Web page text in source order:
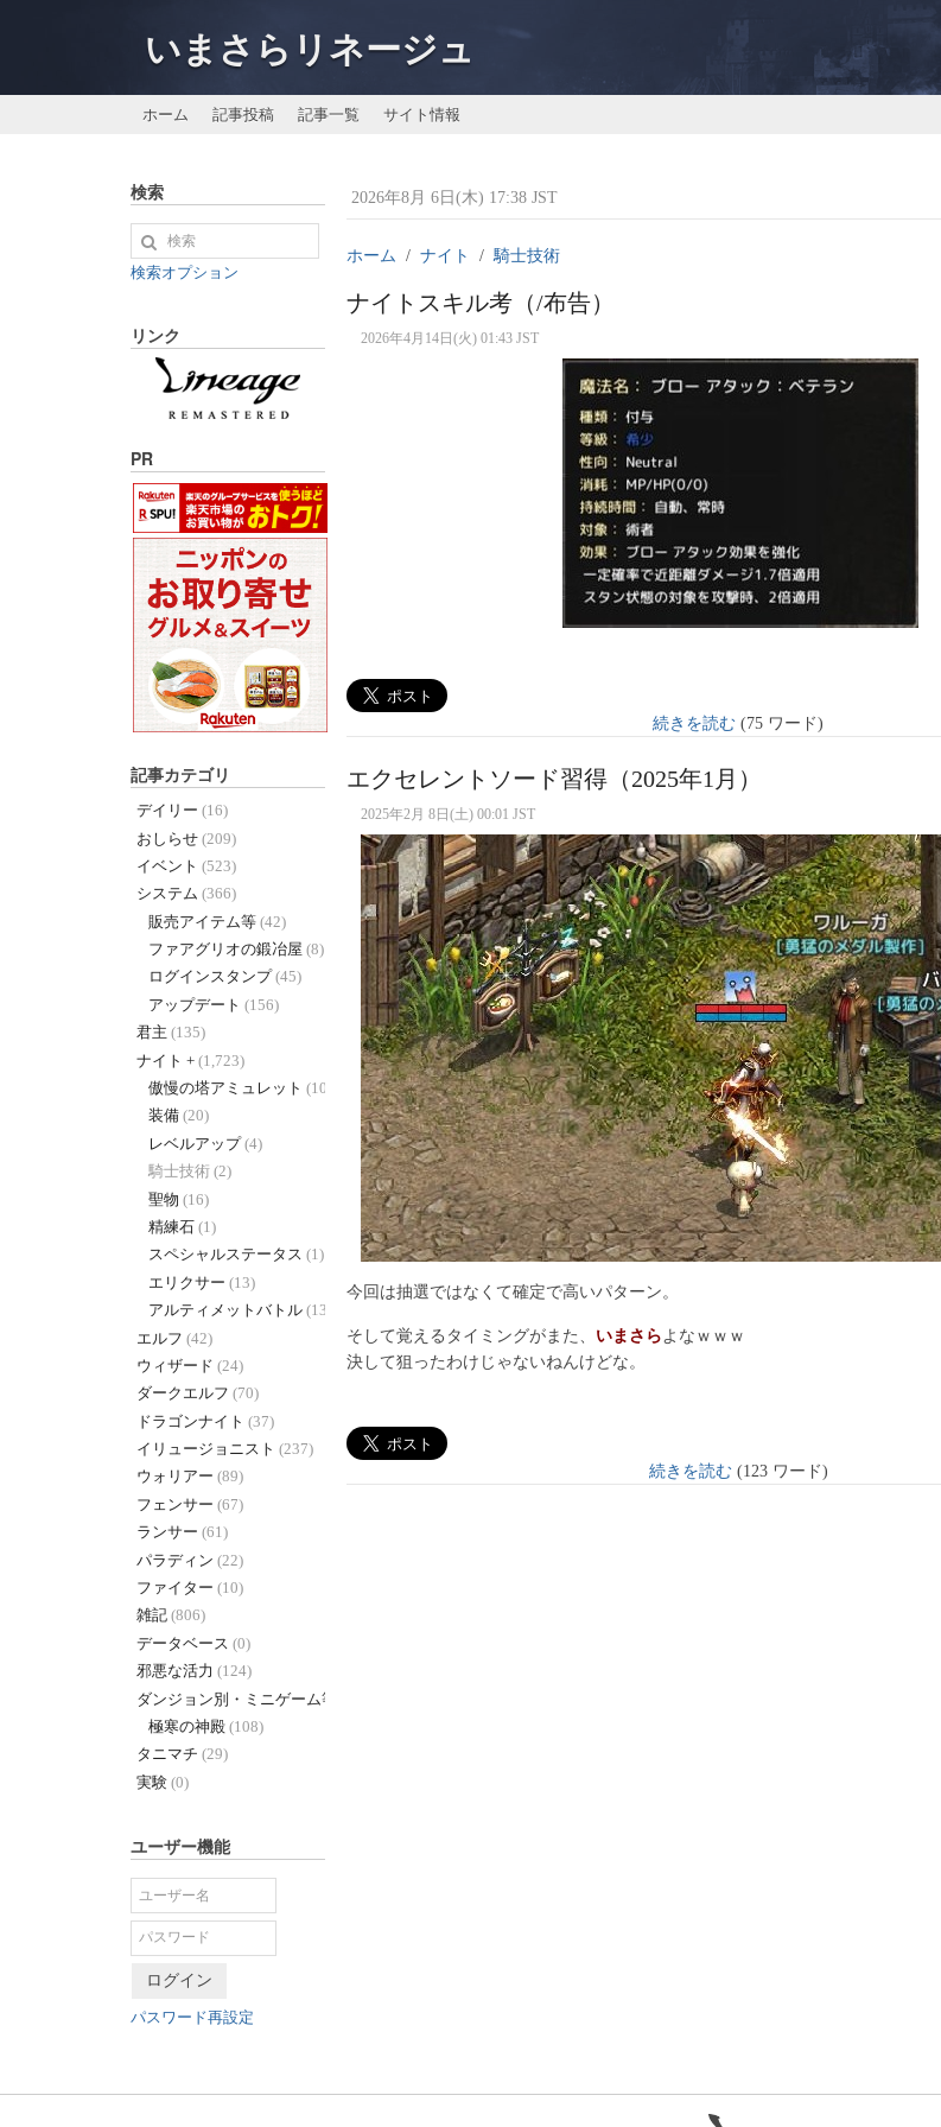
いまさらリネージュ
ホーム 記事投稿 記事一覧 サイト情報
2026年8月 6日(木) 17:38 JST
ホーム ナイト 騎士技術
ナイトスキル考（/布告）
2026年4月14日(火) 01:43 JST
続きを読む (75 ワード)
エクセレントソード習得（2025年1月）
2025年2月 8日(土) 00:01 JST
今回は抽選ではなくて確定で高いパターン。
そして覚えるタイミングがまた、 いまさらよなｗｗｗ
決して狙ったわけじゃないねんけどな。
続きを読む(123 ワード)
検索
検索オプション
リンク
PR
記事カテゴリ
デイリー (16)
おしらせ (209)
イベント (523)
システム (366)
販売アイテム等 (42)
ファアグリオの鍛冶屋 (8)
ログインスタンプ (45)
アップデート (156)
君主 (135)
ナイト + (1,723)
傲慢の塔アミュレット (10)
装備 (20)
レベルアップ (4)
騎士技術 (2)
聖物 (16)
精練石 (1)
スペシャルステータス (1)
エリクサー (13)
アルティメットバトル (130)
エルフ (42)
ウィザード (24)
ダークエルフ (70)
ドラゴンナイト (37)
イリュージョニスト (237)
ウォリアー (89)
フェンサー (67)
ランサー (61)
パラディン (22)
ファイター (10)
雑記 (806)
データベース (0)
邪悪な活力 (124)
ダンジョン別・ミニゲーム等 +
極寒の神殿 (108)
タニマチ (29)
実験 (0)
ユーザー機能
ログイン
パスワード再設定